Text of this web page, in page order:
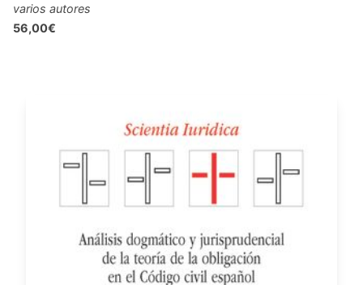
varios autores
56,00€